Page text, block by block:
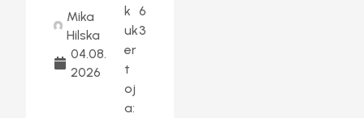
Mika
Hilska
04.08.
2026
k
uk
er
t
oj
a:
6
3